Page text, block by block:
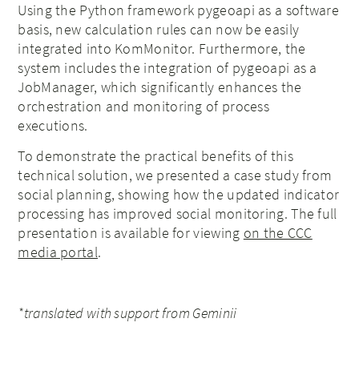
Using the Python framework pygeoapi as a software
basis, new calculation rules can now be easily
integrated into KomMonitor. Furthermore, the
system includes the integration of pygeoapi as a
JobManager, which significantly enhances the
orchestration and monitoring of process
executions.
To demonstrate the practical benefits of this
technical solution, we presented a case study from
social planning, showing how the updated indicator
processing has improved social monitoring. The full
presentation is available for viewing on the CCC
media portal.
*translated with support from Geminii